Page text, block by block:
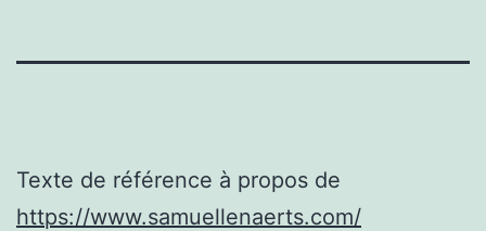
Texte de référence à propos de
https://www.samuellenaerts.com/